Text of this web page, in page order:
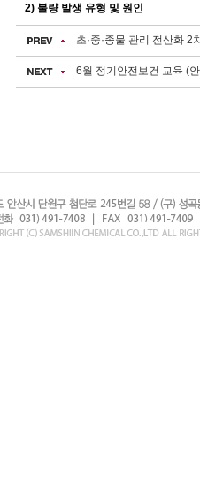
2) 불량 발생 유형 및 원인
초·중·종물 관리 전산화 2
6월 정기안전보건 교육 (